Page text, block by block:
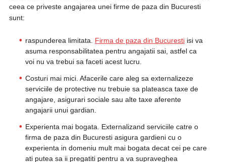
ceea ce priveste angajarea unei firme de paza din Bucuresti
sunt:
raspunderea limitata. Firma de paza din Bucurestiisi va
asuma responsabilitatea pentru angajatii sai, astfel ca
voi nu va trebui sa faceti acest lucru.
Costuri mai mici. Afacerile care aleg sa externalizeze
serviciile de protective nu trebuie sa plateasca taxe de
angajare, asigurari sociale sau alte taxe aferente
angajarii unui gardian.
Experienta mai bogata. Externalizand serviciile catre o
firma de paza din Bucuresti asigura gardieni cu o
experienta in domeniu mult mai bogata decat cei pe care
ati putea sa ii pregatiti pentru a va supraveghea